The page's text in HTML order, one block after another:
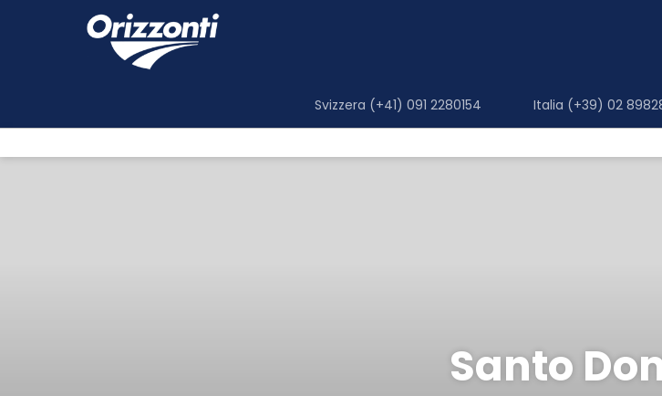
Svizzera (+41) 091 2280154 Italia (+39) 02
Santo